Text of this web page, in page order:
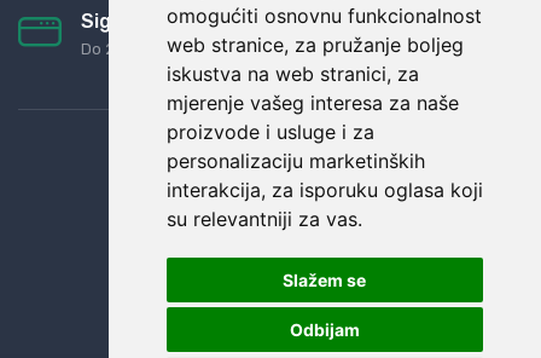
omogućiti osnovnu funkcionalnost
web stranice, za pružanje boljeg
iskustva na web stranici, za
mjerenje vašeg interesa za naše
proizvode i usluge i za
personalizaciju marketinških
interakcija, za isporuku oglasa koji
su relevantniji za vas.
Slažem se
Odbijam
Sigurno obročno plaćanje
Do 24 rata bez kamata